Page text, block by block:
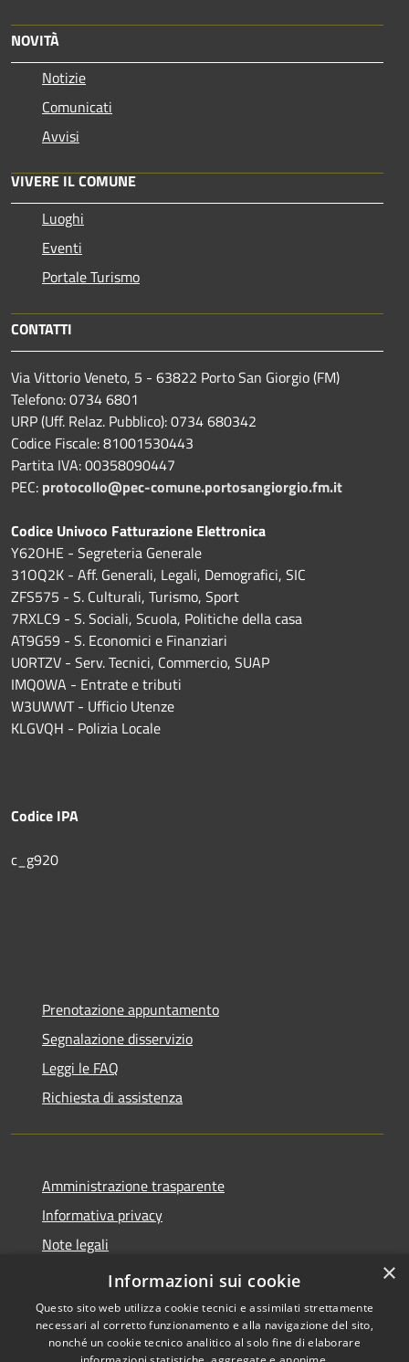
NOVITÀ
Notizie
Comunicati
Avvisi
VIVERE IL COMUNE
Luoghi
Eventi
Portale Turismo
CONTATTI
Via Vittorio Veneto, 5 - 63822 Porto San Giorgio (FM)
Telefono: 0734 6801
URP (Uff. Relaz. Pubblico): 0734 680342
Codice Fiscale: 81001530443
Partita IVA: 00358090447
PEC: protocollo@pec-comune.portosangiorgio.fm.it
Codice Univoco Fatturazione Elettronica
Y62OHE - Segreteria Generale
31OQ2K - Aff. Generali, Legali, Demografici, SIC
ZFS575 - S. Culturali, Turismo, Sport
7RXLC9 - S. Sociali, Scuola, Politiche della casa
AT9G59 - S. Economici e Finanziari
U0RTZV - Serv. Tecnici, Commercio, SUAP
IMQ0WA - Entrate e tributi
W3UWWT - Ufficio Utenze
KLGVQH - Polizia Locale
Codice IPA
c_g920
Prenotazione appuntamento
Segnalazione disservizio
Leggi le FAQ
Richiesta di assistenza
Amministrazione trasparente
Informativa privacy
Note legali
Dichiarazione di accessibilità
×
Informazioni sui cookie
Questo sito web utilizza cookie tecnici e assimilati strettamente
necessari al corretto funzionamento e alla navigazione del sito,
nonché un cookie tecnico analitico al solo fine di elaborare